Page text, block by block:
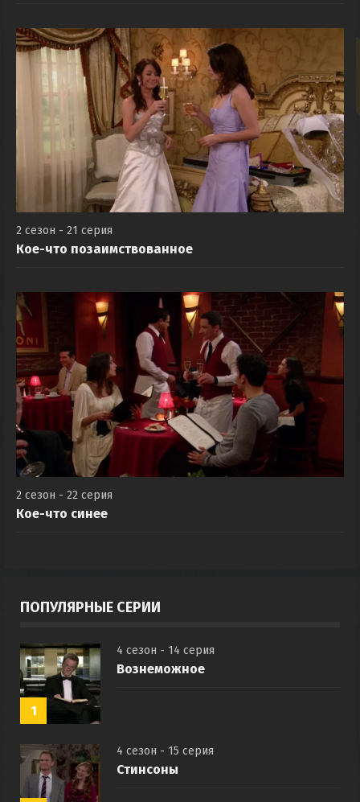
2 сезон - 21 серия
Кое-что позаимствованное
2 сезон - 22 серия
Кое-что синее
ПОПУЛЯРНЫЕ СЕРИИ
1
4 сезон - 14 серия
Вознеможное
4 сезон - 15 серия
Стинсоны